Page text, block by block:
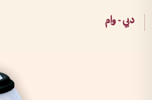
دبي - وام